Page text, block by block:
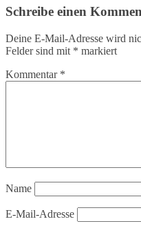
Schreibe einen
Deine E-Mail-Adresse wird
Felder sind mit * markiert
Kommentar *
Name
E-Mail-Adresse